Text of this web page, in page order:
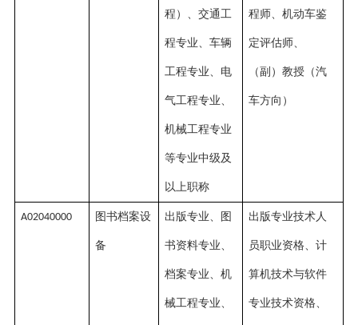
程）、交通工
程专业、车辆
工程专业、电
气工程专业、
机械工程专业
等专业中级及
以上职称
程师、机动车鉴
定评估师、
（副）教授（汽
车方向）
A02040000 图书档案设
备
出版专业、图
书资料专业、
档案专业、机
械工程专业、
出版专业技术人
员职业资格、计
算机技术与软件
专业技术资格、